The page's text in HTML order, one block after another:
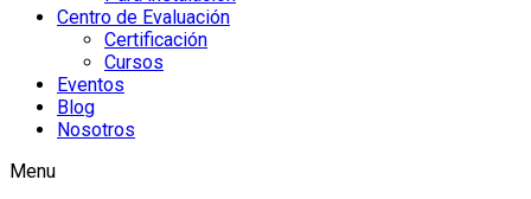
Centro de Evaluación
Certificación
Cursos
Eventos
Blog
Nosotros
Menu